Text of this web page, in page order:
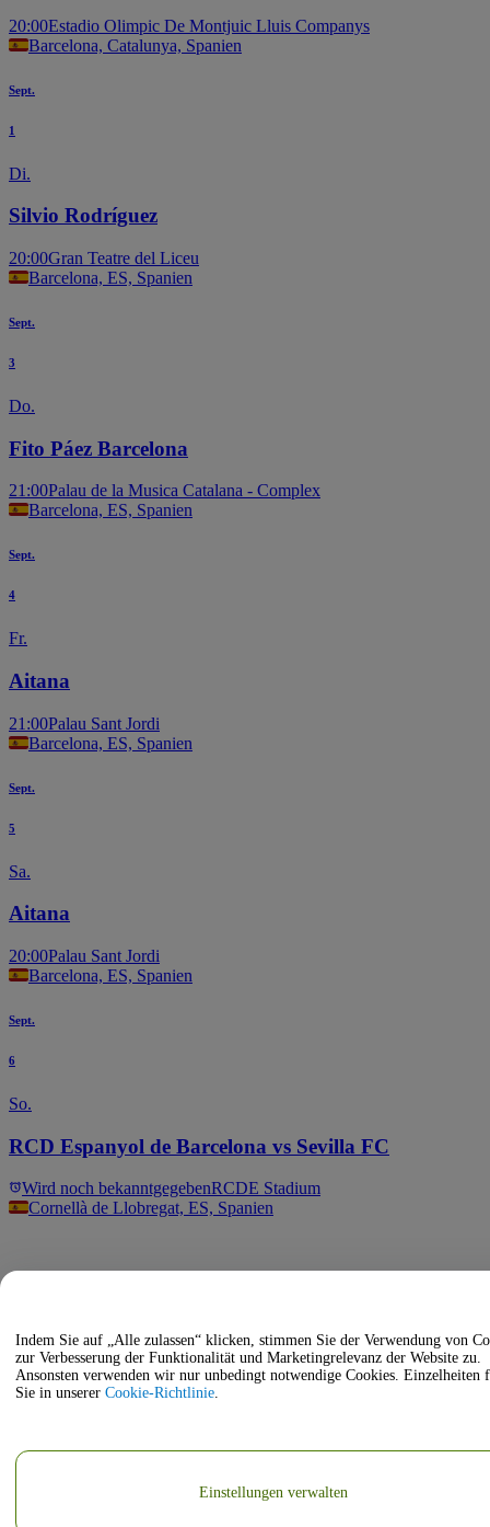
20:00Estadio Olimpic De Montjuic Lluis Companys
Barcelona, Catalunya, Spanien
Sept.
1
Di.
Silvio Rodríguez
20:00Gran Teatre del Liceu
Barcelona, ES, Spanien
Sept.
3
Do.
Fito Páez Barcelona
21:00Palau de la Musica Catalana - Complex
Barcelona, ES, Spanien
Sept.
4
Fr.
Aitana
21:00Palau Sant Jordi
Barcelona, ES, Spanien
Sept.
5
Sa.
Aitana
20:00Palau Sant Jordi
Barcelona, ES, Spanien
Sept.
6
So.
RCD Espanyol de Barcelona vs Sevilla FC
Wird noch bekanntgegebenRCDE Stadium
Cornellà de Llobregat, ES, Spanien
Indem Sie auf „Alle zulassen“ klicken, stimmen Sie der Verwendung von
zur Verbesserung der Funktionalität und Marketingrelevanz der Website zu.
Ansonsten verwenden wir nur unbedingt notwendige Cookies. Einzelheiten
Sie in unserer Cookie-Richtlinie.
Einstellungen verwalten